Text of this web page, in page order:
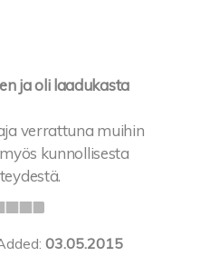
ja oli laadukasta
verrattuna muihin
kunnollisesta
03.05.2015